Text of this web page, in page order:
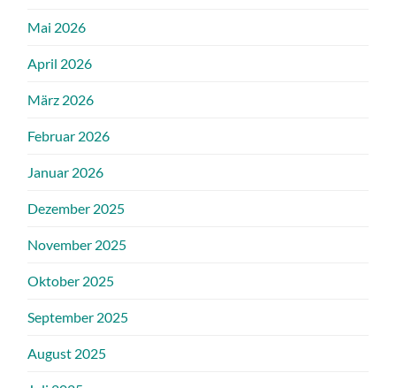
Mai 2026
April 2026
März 2026
Februar 2026
Januar 2026
Dezember 2025
November 2025
Oktober 2025
September 2025
August 2025